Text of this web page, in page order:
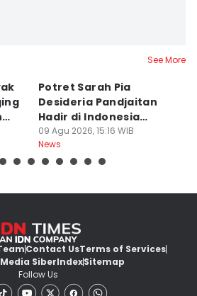
See More
Potret Sarah Pia
Desideria Pandjaitan
Hadir di Indonesia
Fashion Week 2026
09 Agu 2026, 15:16 WIB
News
Contact UsTerms of Services
SiberIndexSitemap
Follow Us